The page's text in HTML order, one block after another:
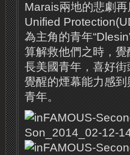
Marais兩地的悲劇
Unified
為主角的青年
算解救他們之時，覺
長美國青年，喜好
覺醒的煙幕能力感
青年。